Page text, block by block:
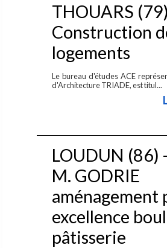
THOUARS
Construction
logements
Le bureau d'études ACE
d'Architecture TRIADE, est titul...
LOUDUN (86)
M. GODRIE
aménagement
excellence
pâtisserie